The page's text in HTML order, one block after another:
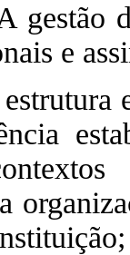
gestão
e